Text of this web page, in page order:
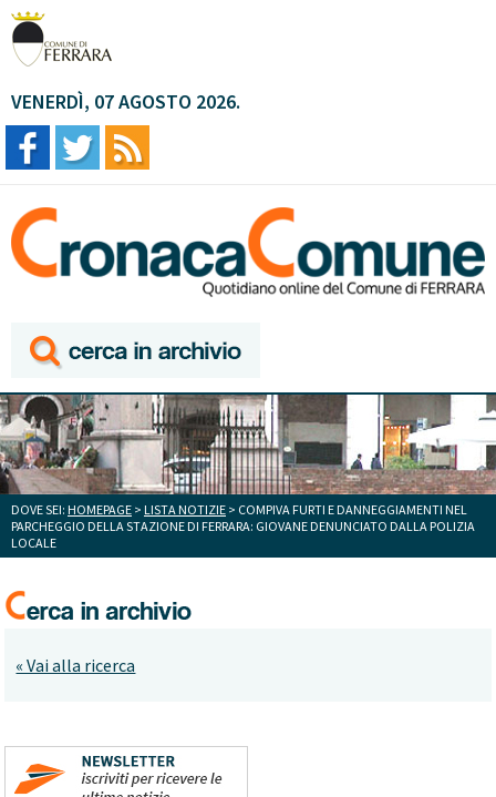
VENERDÌ, 07 AGOSTO 2026.
DOVE SEI: HOMEPAGE > LISTA NOTIZIE > COMPIVA FURTI E DANNEGGIAMENTI NEL
PARCHEGGIO DELLA STAZIONE DI FERRARA: GIOVANE DENUNCIATO DALLA POLIZIA
LOCALE
« Vai alla ricerca